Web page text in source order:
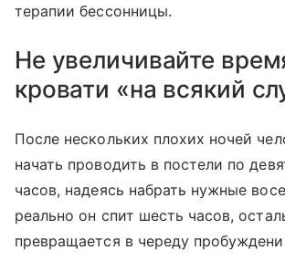
терапии бессонницы.
Не увеличивайте
кровати «на всякий
После нескольких плохих ночей
начать проводить в постели по
часов, надеясь набрать нужные
реально он спит шесть часов,
превращается в череду